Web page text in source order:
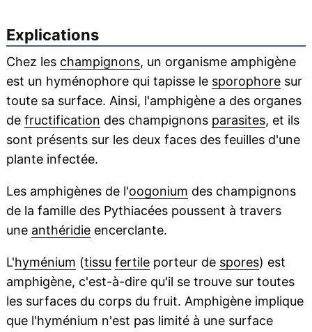
Explications
Chez les champignons, un organisme amphigène
est un hyménophore qui tapisse le sporophoresur
toute sa surface. Ainsi, l'amphigène a des organes
de fructification des champignons parasites, et ils
sont présents sur les deux faces des feuilles d'une
plante infectée.
Les amphigènes de l'oogonium des champignons
de la famille des Pythiacées poussent à travers
une anthéridieencerclante.
L'hyménium (tissu fertileporteur de spores) est
amphigène, c'est-à-dire qu'il se trouve sur toutes
les surfaces du corps du fruit. Amphigène implique
que l'hyménium n'est pas limité à une surface